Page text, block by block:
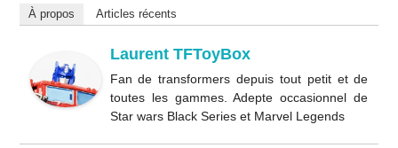
À propos Articles récents
Laurent TFToyBox
Fan de transformers depuis tout petit et de
toutes les gammes. Adepte occasionnel de
Star wars Black Series et Marvel Legends